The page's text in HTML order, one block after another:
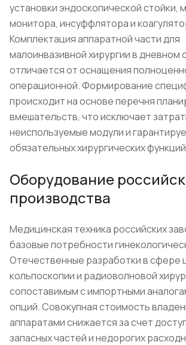
установки эндоскопической стойки,
монитора, инсуффлятора и
Комплектация аппаратной части для
малоинвазивной хирургии в дневном
отличается от оснащения
операционной. Формирование
происходит на основе перечня
вмешательств, что исключает
неиспользуемые модули и
обязательных хирургических
Оборудование
производства
Медицинская техника российских
базовые потребности
Отечественные разработки в сфере
кольпоскопии и радиоволновой
сопоставимым с импортными
опций. Совокупная стоимость
аппаратами снижается за счет
запасных частей и недорогих